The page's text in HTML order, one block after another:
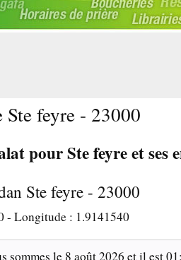
feyre - 23000
pour Ste feyre et ses
Ste feyre - 23000
- Longitude : 1.9141540
sommes le 8 août 2026 et il est